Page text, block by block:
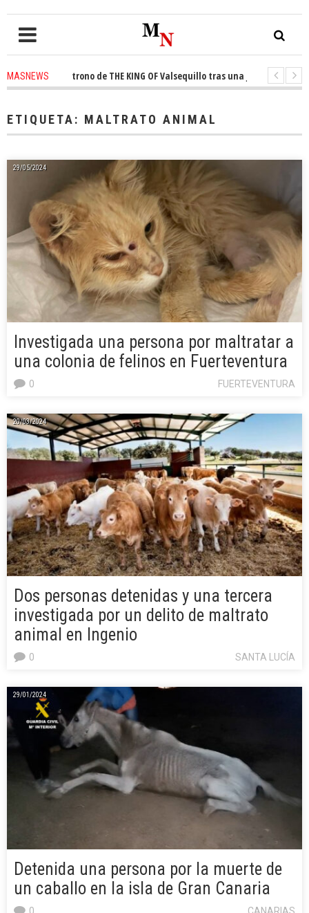
MASNEWS
el trono de THE KING OF Valsequillo tras una jornada de
ETIQUETA: MALTRATO ANIMAL
29/05/2024
Investigada una persona por maltratar a
una colonia de felinos en Fuerteventura
FUERTEVENTURA
0
20/03/2024
Dos personas detenidas y una tercera
investigada por un delito de maltrato
animal en Ingenio
SANTA LUCÍA
0
29/01/2024
Detenida una persona por la muerte de
un caballo en la isla de Gran Canaria